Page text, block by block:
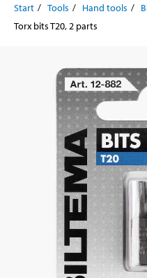
Start Tools Hand tools
Torx bits T20, 2 parts